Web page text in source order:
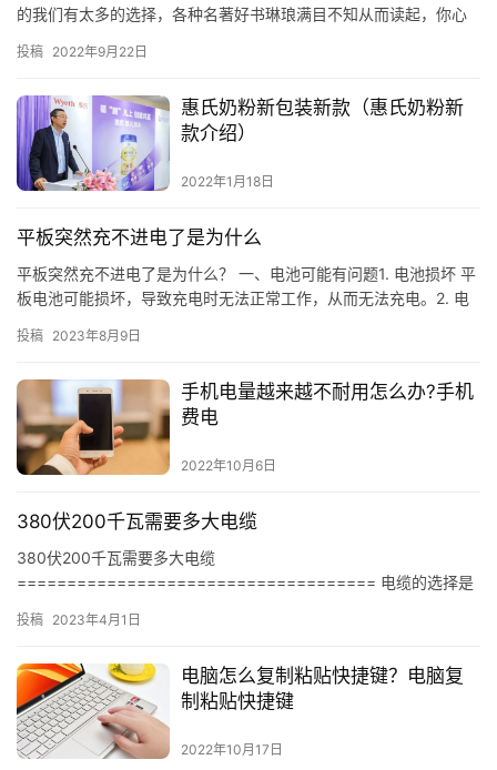
的我们有太多的选择，各种名著好书琳琅满目不知从而读起，你心
…
投稿 2022年9月22日
惠氏奶粉新包装新款（惠氏奶粉新
款介绍）
2022年1月18日
平板突然充不进电了是为什么
平板突然充不进电了是为什么？ 一、电池可能有问题1. 电池损坏 平
板电池可能损坏，导致充电时无法正常工作，从而无法充电。2. 电
投稿 2023年8月9日
手机电量越来越不耐用怎么办?手机
费电
2022年10月6日
380伏200千瓦需要多大电缆
380伏200千瓦需要多大电缆
==================================== 电缆的选择是
投稿 2023年4月1日
电脑怎么复制粘贴快捷键？电脑复
制粘贴快捷键
2022年10月17日